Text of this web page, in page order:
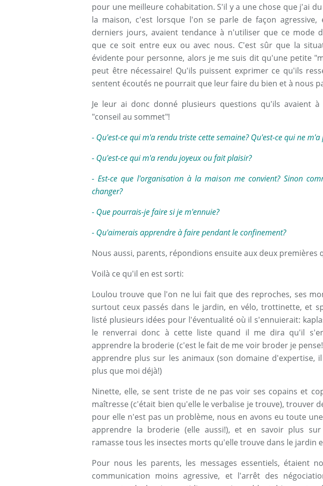
pour une meilleure cohabitation. S'il y a une chose que j'ai
la maison, c'est lorsque l'on se parle de façon agressive,
derniers jours, avaient tendance à n'utiliser que ce mode
que ce soit entre eux ou avec nous. C'est sûr que la
évidente pour personne, alors je me suis dit qu'une petite
peut être nécessaire! Qu'ils puissent exprimer ce qu'ils
sentent écoutés ne pourrait que leur faire du bien et à nous
Je leur ai donc donné plusieurs questions qu'ils avaient
"conseil au sommet"!
- Qu'est-ce qui m'a rendu triste cette semaine? Qu'est-ce qui ne m'a
- Qu'est-ce qui m'a rendu joyeux ou fait plaisir?
- Est-ce que l'organisation à la maison me convient? Sinon
changer?
- Que pourrais-je faire si je m'ennuie?
- Qu'aimerais apprendre à faire pendant le confinement?
Nous aussi, parents, répondions ensuite aux deux premières
Voilà ce qu'il en est sorti:
Loulou trouve que l'on ne lui fait que des reproches, ses
surtout ceux passés dans le jardin, en vélo, trottinette, et
listé plusieurs idées pour l'éventualité où il s'ennuierait:
le renverrai donc à cette liste quand il me dira qu'il
apprendre la broderie (c'est le fait de me voir broder je
apprendre plus sur les animaux (son domaine d'expertise,
plus que moi déjà!)
Ninette, elle, se sent triste de ne pas voir ses copains et
maîtresse (c'était bien qu'elle le verbalise je trouve), trouver
pour elle n'est pas un problème, nous en avons eu toute
apprendre la broderie (elle aussi!), et en savoir plus sur
ramasse tous les insectes morts qu'elle trouve dans le jardin
Pour nous les parents, les messages essentiels, étaient
communication moins agressive, et l'arrêt des